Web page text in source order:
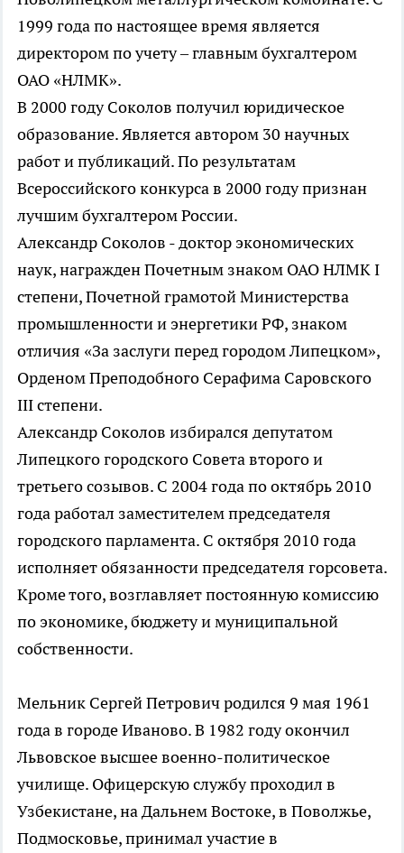
1999 года по настоящее время является
директором по учету – главным бухгалтером
ОАО «НЛМК».
В 2000 году Соколов получил юридическое
образование. Является автором 30 научных
работ и публикаций. По результатам
Всероссийского конкурса в 2000 году признан
лучшим бухгалтером России.
Александр Соколов - доктор экономических
наук, награжден Почетным знаком ОАО НЛМК I
степени, Почетной грамотой Министерства
промышленности и энергетики РФ, знаком
отличия «За заслуги перед городом Липецком»,
Орденом Преподобного Серафима Саровского
III степени.
Александр Соколов избирался депутатом
Липецкого городского Совета второго и
третьего созывов. С 2004 года по октябрь 2010
года работал заместителем председателя
городского парламента. С октября 2010 года
исполняет обязанности председателя горсовета.
Кроме того, возглавляет постоянную комиссию
по экономике, бюджету и муниципальной
собственности.
Мельник Сергей Петрович родился 9 мая 1961
года в городе Иваново. В 1982 году окончил
Львовское высшее военно-политическое
училище. Офицерскую службу проходил в
Узбекистане, на Дальнем Востоке, в Поволжье,
Подмосковье, принимал участие в